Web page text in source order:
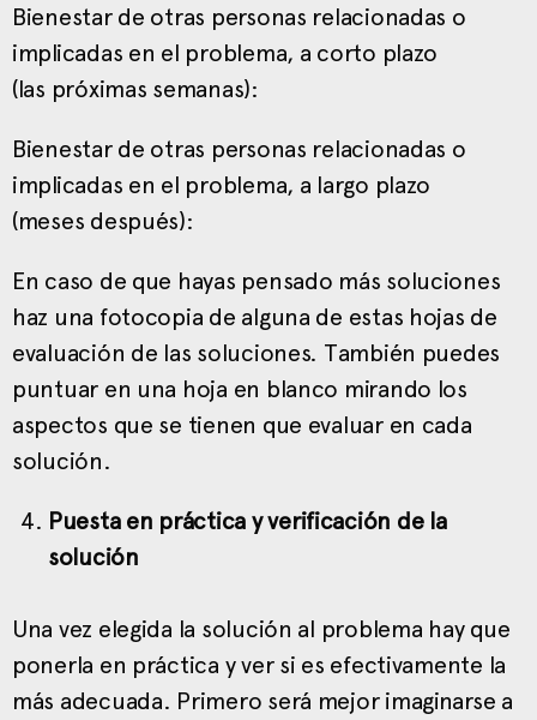
Bienestar de otras personas relacionadas o
implicadas en el problema, a corto plazo
(las próximas semanas):
Bienestar de otras personas relacionadas o
implicadas en el problema, a largo plazo
(meses después):
En caso de que hayas pensado más soluciones
haz una fotocopia de alguna de estas hojas de
evaluación de las soluciones. También puedes
puntuar en una hoja en blanco mirando los
aspectos que se tienen que evaluar en cada
solución.
Puesta en práctica y verificación de la
solución
Una vez elegida la solución al problema hay que
ponerla en práctica y ver si es efectivamente la
más adecuada. Primero será mejor imaginarse a